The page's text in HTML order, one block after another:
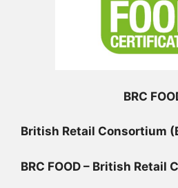
BRC
British Retail Consortium
BRC FOOD – British Retail